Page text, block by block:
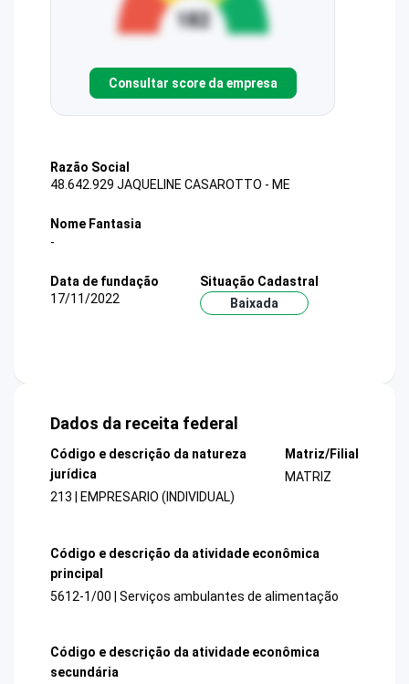
Consultar score da empresa
Razão Social
48.642.929 JAQUELINE CASAROTTO - ME
Nome Fantasia
-
Data de fundação
17/11/2022
Situação Cadastral
Baixada
Dados da receita federal
Código e descrição da natureza
jurídica
213 | EMPRESARIO (INDIVIDUAL)
Matriz/Filial
MATRIZ
Código e descrição da atividade econômica
principal
5612-1/00 | Serviços ambulantes de alimentação
Código e descrição da atividade econômica
secundária